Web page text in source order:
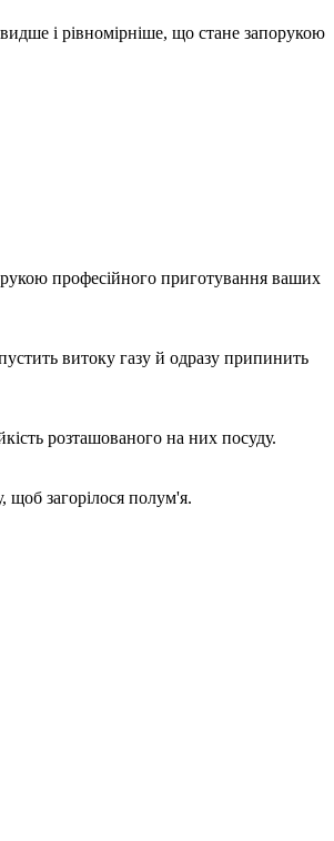
і рівномірніше, що стане запорукою
професійного приготування ваших
витоку газу й одразу припинить
розташованого на них посуду.
щоб загорілося полум'я.